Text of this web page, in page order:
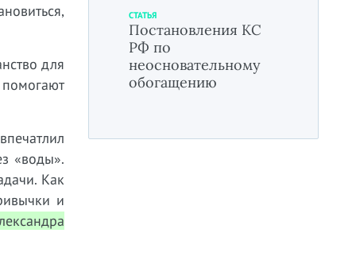
для
«воды».
Как
и
СТАТЬЯ
Постановления КС
РФ по
неосновательному
обогащению